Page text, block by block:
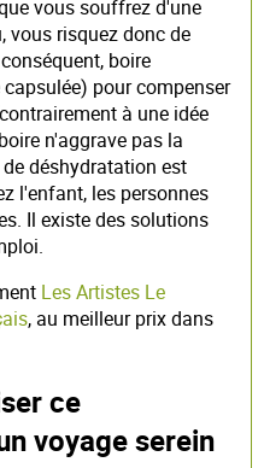
vous souffrez d'une
vous risquez donc de
boire
pour compenser
à une idée
n'aggrave pas la
déshydratation est
l'enfant, les personnes
Il existe des solutions
Les Artistes Le
, au meilleur prix dans
ce
voyage serein